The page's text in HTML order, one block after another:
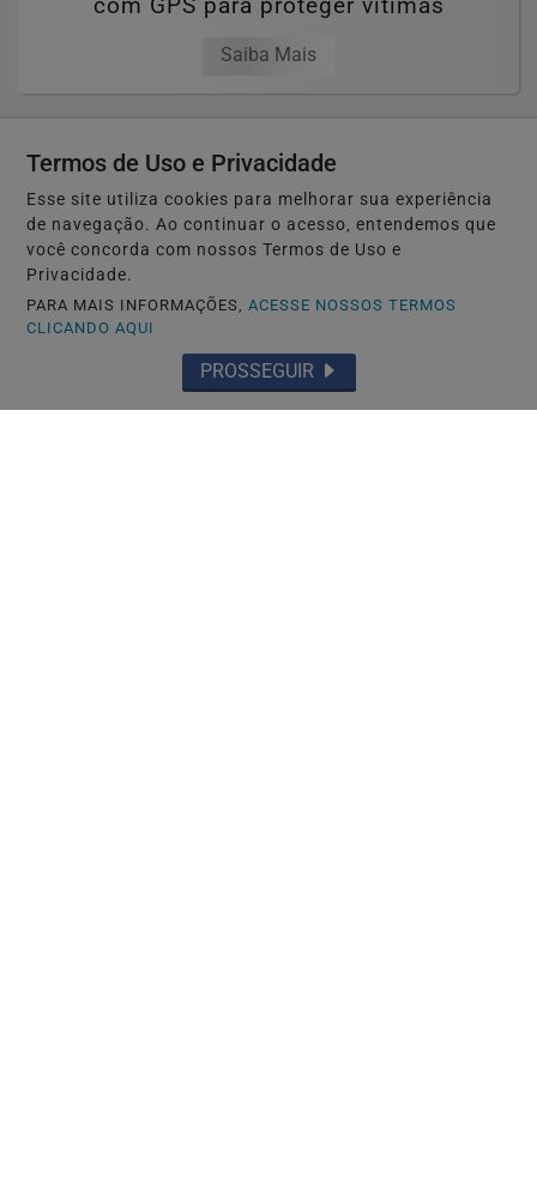
com GPS para proteger vítimas
Saiba Mais
Termos de Uso e Privacidade
Esse site utiliza cookies para melhorar sua experiência
de navegação. Ao continuar o acesso, entendemos que
você concorda com nossos Termos de Uso e
Privacidade.
PARA MAIS INFORMAÇÕES,ACESSE NOSSOS TERMOS
CLICANDO AQUI
PROSSEGUIR